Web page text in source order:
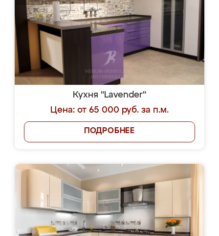
Кухня "Lavender"
Цена: от 65 000 руб. за п.м.
ПОДРОБНЕЕ